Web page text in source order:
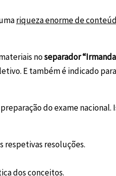
riqueza enorme de
noseparador
E também é indicado
do exame
respetivas resoluções.
dos conceitos.